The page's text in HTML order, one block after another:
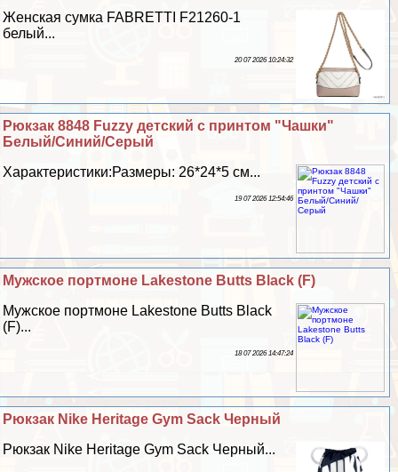
Женская сумка FABRETTI F21260-1
белый...
20 07 2026 10:24:32
Рюкзак 8848 Fuzzy детский с принтом "Чашки"
Белый/Синий/Серый
Хаpaктеристики:Размеры: 26*24*5 см...
19 07 2026 12:54:46
Мужское портмоне Lakestone Butts Black (F)
Мужское портмоне Lakestone Butts Black
(F)...
18 07 2026 14:47:24
Рюкзак Nike Heritage Gym Sack Черный
Рюкзак Nike Heritage Gym Sack Черный...